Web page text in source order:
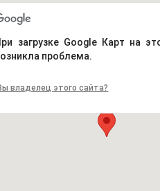
загрузке Google Карт на
проблема.
владелец этого сайта?